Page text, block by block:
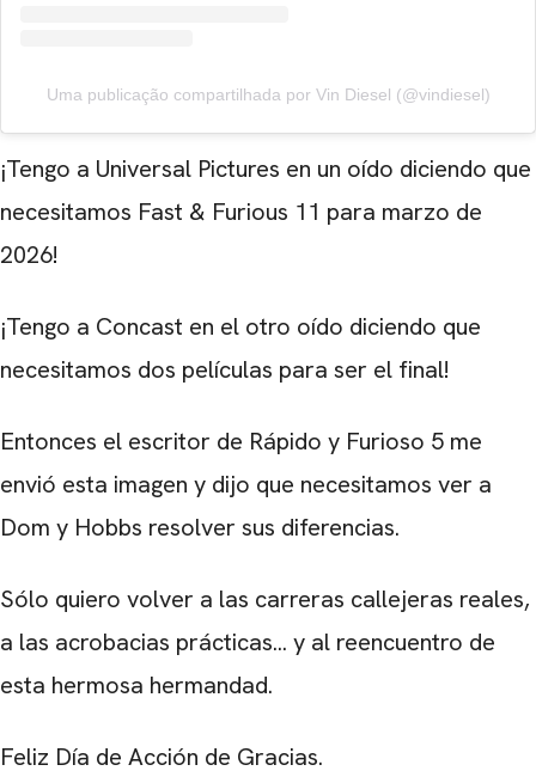
Uma publicação compartilhada por Vin Diesel (@vindiesel)
¡Tengo a Universal Pictures en un oído diciendo que
necesitamos Fast & Furious 11 para marzo de
2026!
¡Tengo a Concast en el otro oído diciendo que
necesitamos dos películas para ser el final!
Entonces el escritor de Rápido y Furioso 5 me
envió esta imagen y dijo que necesitamos ver a
Dom y Hobbs resolver sus diferencias.
Sólo quiero volver a las carreras callejeras reales,
a las acrobacias prácticas... y al reencuentro de
esta hermosa hermandad.
Feliz Día de Acción de Gracias.